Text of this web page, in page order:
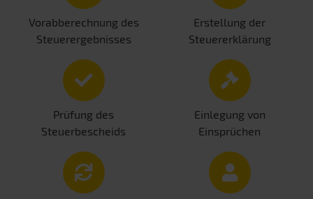
Vorabberechnung des
Steuerergebnisses
Erstellung der
Steuererklärung
Prüfung des
Steuerbescheids
Einlegung von
Einsprüchen